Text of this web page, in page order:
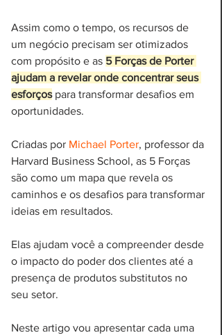
Assim como o tempo, os recursos de
um negócio precisam ser otimizados
com propósito e as 5 Forças de Porter
ajudam a revelar onde concentrar seus
esforços para transformar desafios em
oportunidades.
Criadas por Michael Porter, professor da
Harvard Business School, as 5 Forças
são como um mapa que revela os
caminhos e os desafios para transformar
ideias em resultados.
Elas ajudam você a compreender desde
o impacto do poder dos clientes até a
presença de produtos substitutos no
seu setor.
Neste artigo vou apresentar cada uma